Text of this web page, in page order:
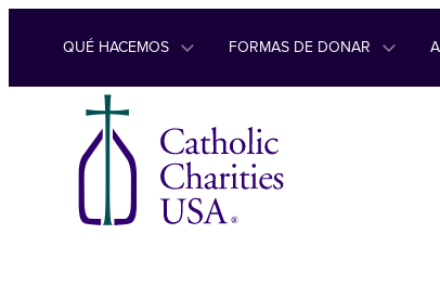
Ir al contenido
QUÉ HACEMOS FORMAS DE DONAR